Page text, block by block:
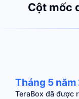
Cột mốc
Tháng 5
TeraBox đã được